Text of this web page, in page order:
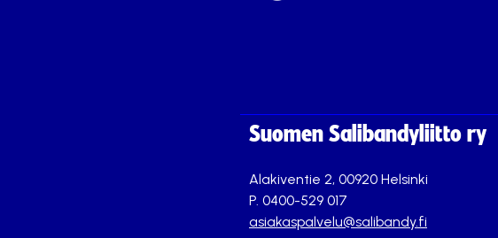
Suomen Salibandyliitto ry
Alakiventie 2, 00920 Helsinki
P. 0400-529 017
asiakaspalvelu@salibandy.fi